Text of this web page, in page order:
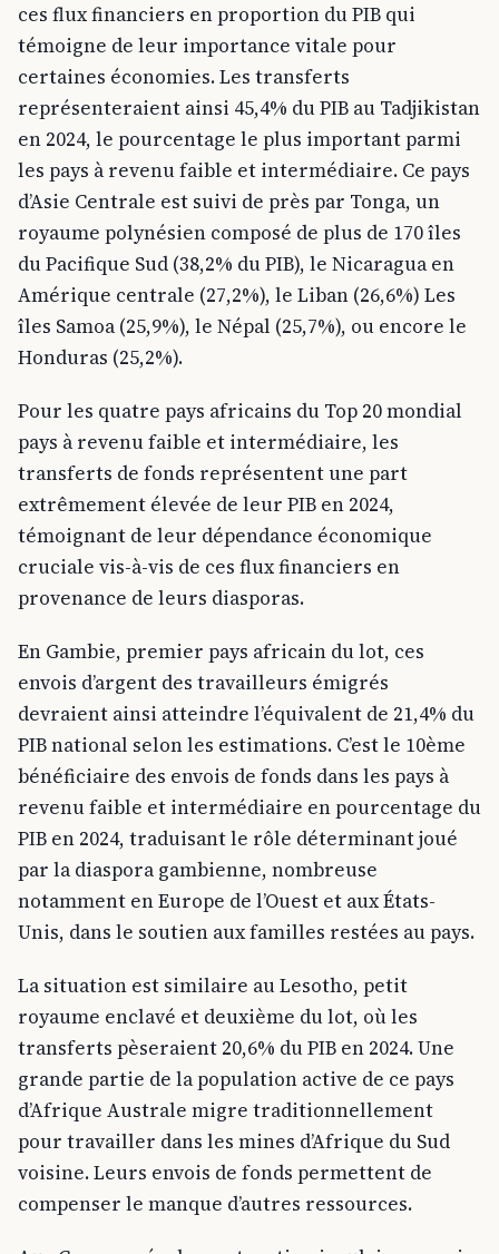
ces flux financiers en proportion du PIB qui
témoigne de leur importance vitale pour
certaines économies. Les transferts
représenteraient ainsi 45,4% du PIB au Tadjikistan
en 2024, le pourcentage le plus important parmi
les pays à revenu faible et intermédiaire. Ce pays
d’Asie Centrale est suivi de près par Tonga, un
royaume polynésien composé de plus de 170 îles
du Pacifique Sud (38,2% du PIB), le Nicaragua en
Amérique centrale (27,2%), le Liban (26,6%) Les
îles Samoa (25,9%), le Népal (25,7%), ou encore le
Honduras (25,2%).
Pour les quatre pays africains du Top 20 mondial
pays à revenu faible et intermédiaire, les
transferts de fonds représentent une part
extrêmement élevée de leur PIB en 2024,
témoignant de leur dépendance économique
cruciale vis-à-vis de ces flux financiers en
provenance de leurs diasporas.
En Gambie, premier pays africain du lot, ces
envois d’argent des travailleurs émigrés
devraient ainsi atteindre l’équivalent de 21,4% du
PIB national selon les estimations. C’est le 10ème
bénéficiaire des envois de fonds dans les pays à
revenu faible et intermédiaire en pourcentage du
PIB en 2024, traduisant le rôle déterminant joué
par la diaspora gambienne, nombreuse
notamment en Europe de l’Ouest et aux États-
Unis, dans le soutien aux familles restées au pays.
La situation est similaire au Lesotho, petit
royaume enclavé et deuxième du lot, où les
transferts pèseraient 20,6% du PIB en 2024. Une
grande partie de la population active de ce pays
d’Afrique Australe migre traditionnellement
pour travailler dans les mines d’Afrique du Sud
voisine. Leurs envois de fonds permettent de
compenser le manque d’autres ressources.